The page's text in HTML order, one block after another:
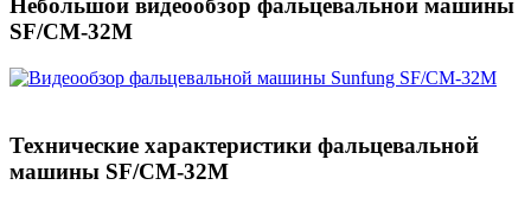
Небольшой видеообзор фальцевальной машины
SF/CM-32M
Технические характеристики фальцевальной
машины SF/CM-32M